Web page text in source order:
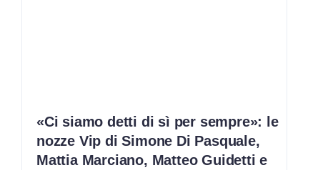
«Ci siamo detti di sì per sempre»: le
nozze Vip di Simone Di Pasquale,
Mattia Marciano, Matteo Guidetti e